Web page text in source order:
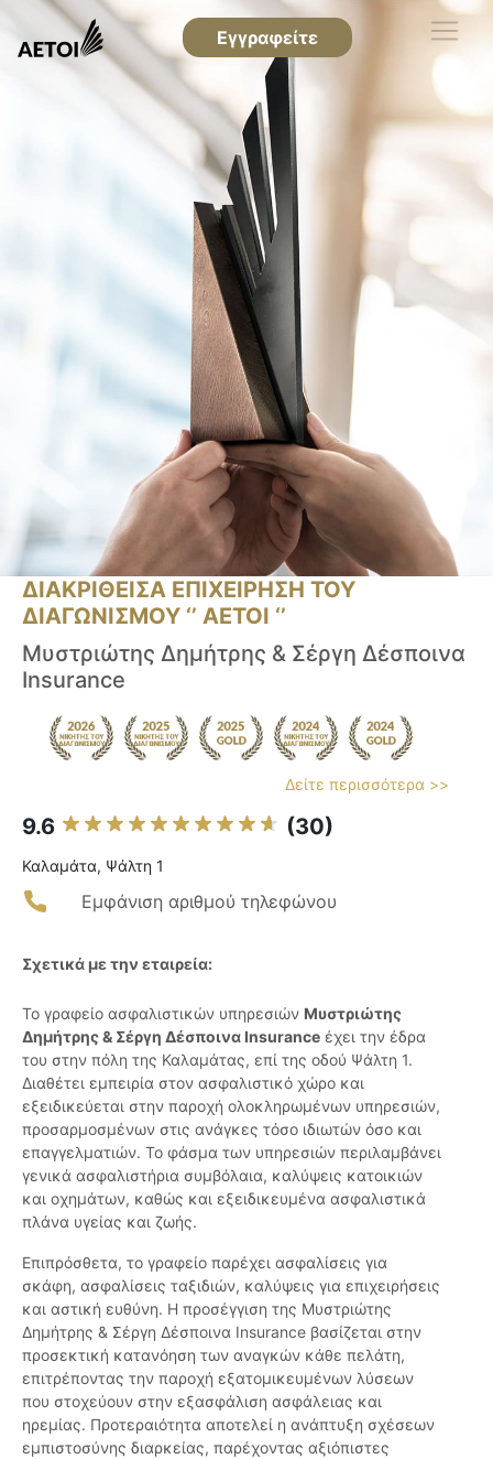
Εγγραφείτε
ΔΙΑΚΡΙΘΕΙΣΑ ΕΠΙΧΕΙΡΗΣΗ ΤΟΥ
ΔΙΑΓΩΝΙΣΜΟΥ ‘’ ΑΕΤΟΙ ‘’
Μυστριώτης Δημήτρης & Σέργη Δέσποινα
Insurance
Δείτε περισσότερα >>
9.6 (30)
Καλαμάτα, Ψάλτη 1
Εμφάνιση αριθμού τηλεφώνου
Σχετικά με την εταιρεία:
Το γραφείο ασφαλιστικών υπηρεσιών Μυστριώτης
Δημήτρης & Σέργη Δέσποινα Insurance έχει την έδρα
του στην πόλη της Καλαμάτας, επί της οδού Ψάλτη 1.
Διαθέτει εμπειρία στον ασφαλιστικό χώρο και
εξειδικεύεται στην παροχή ολοκληρωμένων υπηρεσιών,
προσαρμοσμένων στις ανάγκες τόσο ιδιωτών όσο και
επαγγελματιών. Το φάσμα των υπηρεσιών περιλαμβάνει
γενικά ασφαλιστήρια συμβόλαια, καλύψεις κατοικιών
και οχημάτων, καθώς και εξειδικευμένα ασφαλιστικά
πλάνα υγείας και ζωής.
Επιπρόσθετα, το γραφείο παρέχει ασφαλίσεις για
σκάφη, ασφαλίσεις ταξιδιών, καλύψεις για επιχειρήσεις
και αστική ευθύνη. Η προσέγγιση της Μυστριώτης
Δημήτρης & Σέργη Δέσποινα Insurance βασίζεται στην
προσεκτική κατανόηση των αναγκών κάθε πελάτη,
επιτρέποντας την παροχή εξατομικευμένων λύσεων
που στοχεύουν στην εξασφάλιση ασφάλειας και
ηρεμίας. Προτεραιότητα αποτελεί η ανάπτυξη σχέσεων
εμπιστοσύνης διαρκείας, παρέχοντας αξιόπιστες